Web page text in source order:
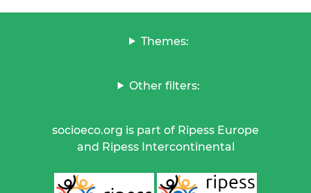
Themes:
Other filters:
socioeco.org is part of Ripess Europe
and Ripess Intercontinental